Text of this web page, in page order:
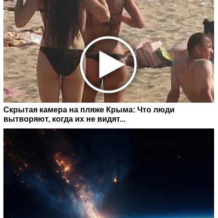
Скрытая камера на пляже Крыма: Что люди
вытворяют, когда их не видят...